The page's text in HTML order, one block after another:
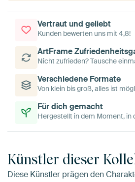
Vertraut und geliebt
Kunden bewerten uns mit 4,8!
ArtFrame
Nicht zufrieden? Tausche
Verschiedene Formate
Von klein bis groß, alles ist
Für dich gemacht
Hergestellt in dem Moment, in
Künstler dieser
Diese Künstler prägen den